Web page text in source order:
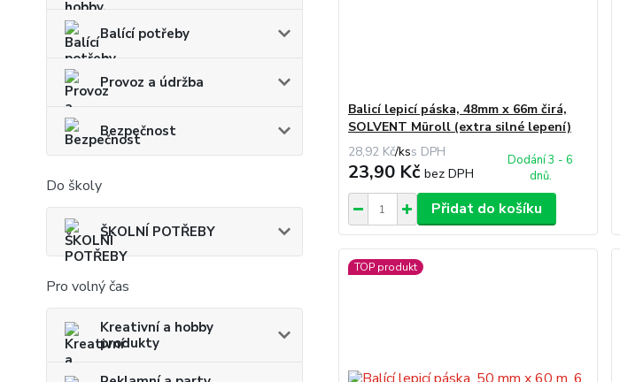
Balící potřeby
Provoz a údržba
Bezpečnost
Do školy
ŠKOLNÍ POTŘEBY
Pro volný čas
Kreativní a hobby
produkty
Balicí lepicí páska, 48mm x 66m čirá,
SOLVENT Müroll (extra silné lepení)
28,92 Kč/ks
23,90 Kč bez DPH
Dodání 3 - 6
dnů.
Přidat do košíku
TOP produkt